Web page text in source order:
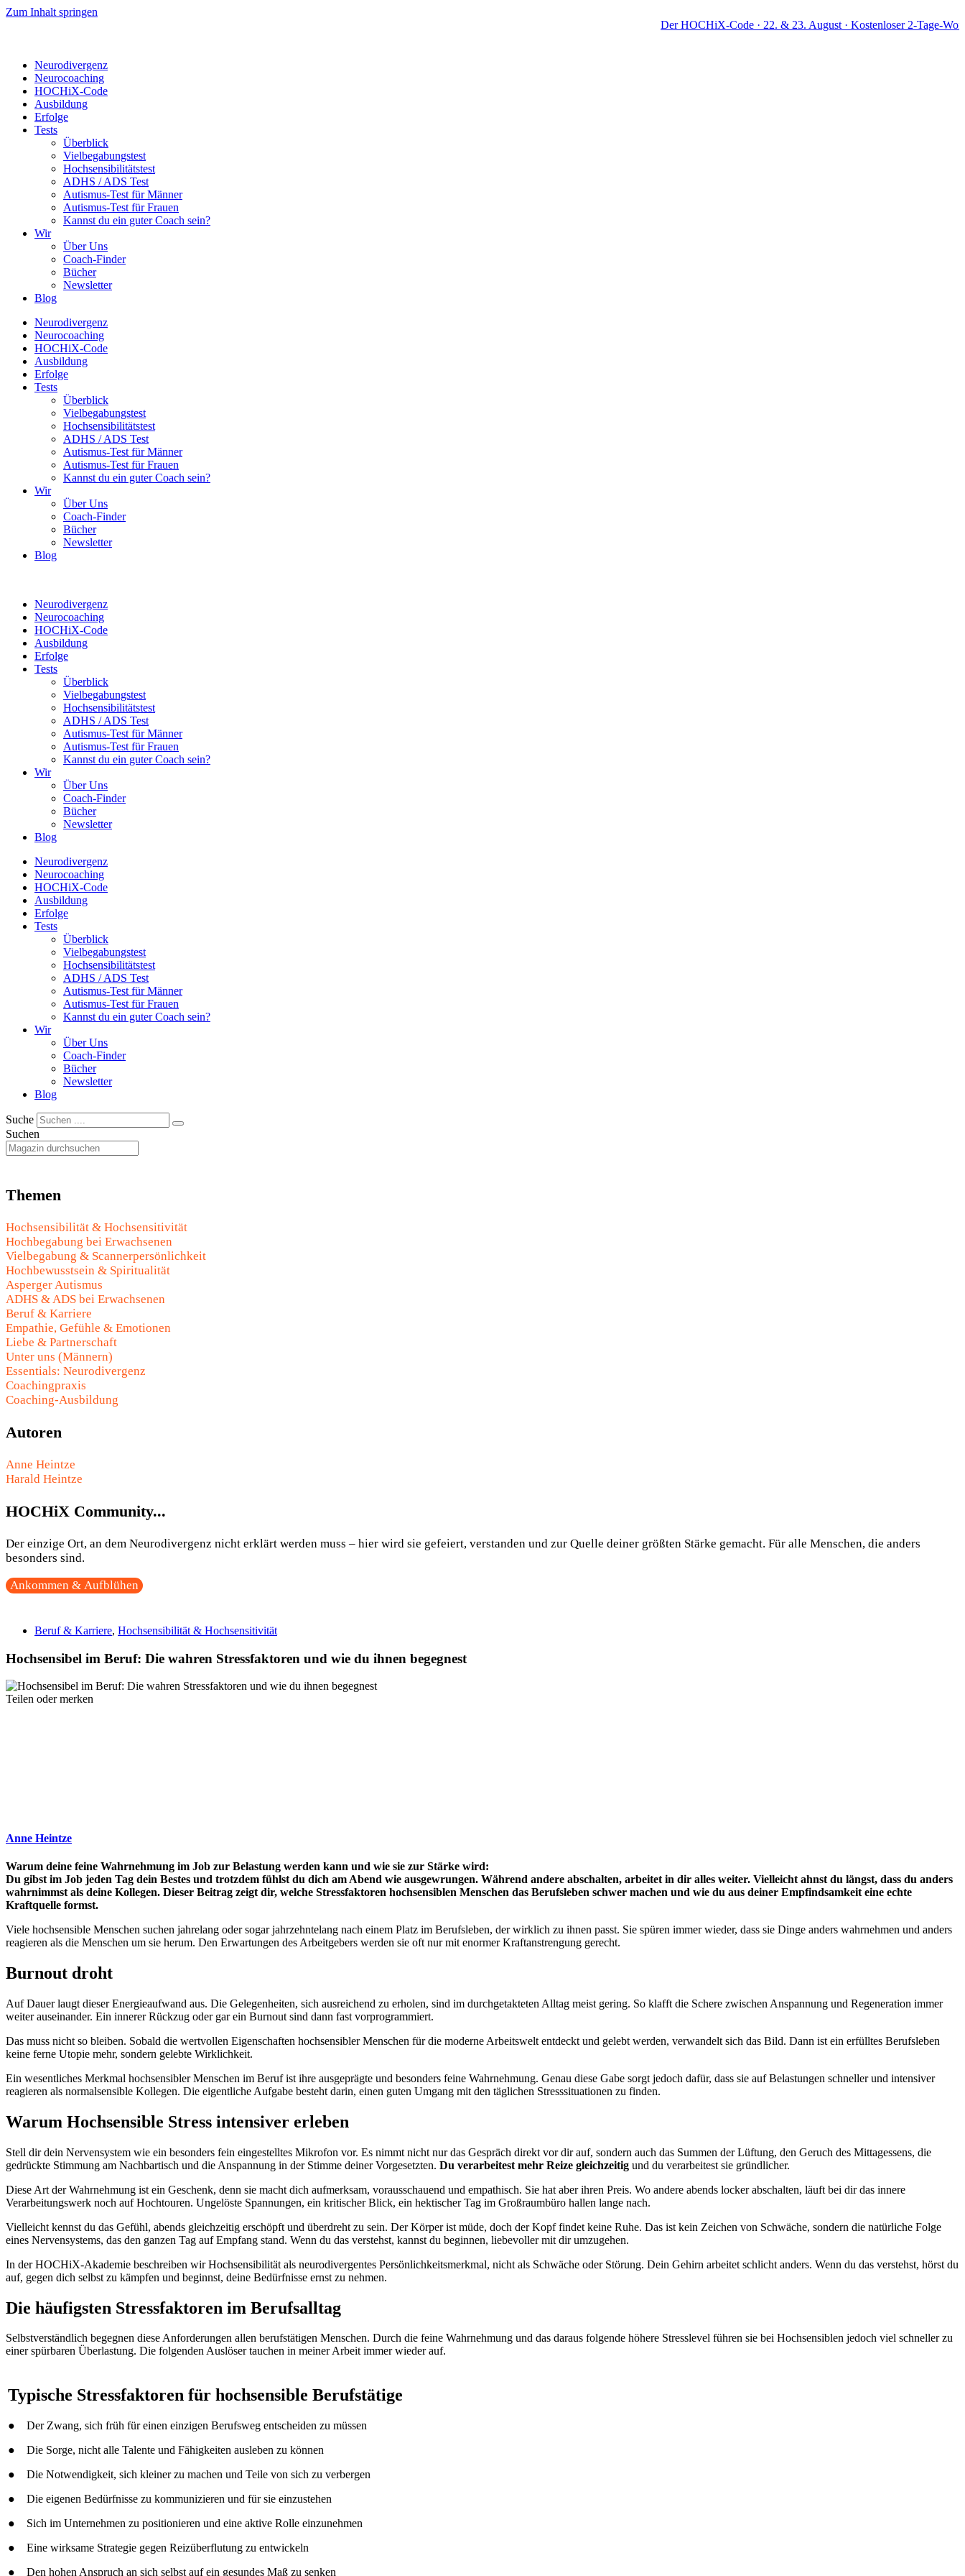
Zum Inhalt springen
Der HOCHiX-Code · 22. & 23. August · Kostenloser 2-Tage-Workshop ·
Neurodivergenz
Neurocoaching
HOCHiX-Code
Ausbildung
Erfolge
Tests
Überblick
Vielbegabungstest
Hochsensibilitätstest
ADHS / ADS Test
Autismus-Test für Männer
Autismus-Test für Frauen
Kannst du ein guter Coach sein?
Wir
Über Uns
Coach-Finder
Bücher
Newsletter
Blog
Neurodivergenz
Neurocoaching
HOCHiX-Code
Ausbildung
Erfolge
Tests
Überblick
Vielbegabungstest
Hochsensibilitätstest
ADHS / ADS Test
Autismus-Test für Männer
Autismus-Test für Frauen
Kannst du ein guter Coach sein?
Wir
Über Uns
Coach-Finder
Bücher
Newsletter
Blog
Neurodivergenz
Neurocoaching
HOCHiX-Code
Ausbildung
Erfolge
Tests
Überblick
Vielbegabungstest
Hochsensibilitätstest
ADHS / ADS Test
Autismus-Test für Männer
Autismus-Test für Frauen
Kannst du ein guter Coach sein?
Wir
Über Uns
Coach-Finder
Bücher
Newsletter
Blog
Neurodivergenz
Neurocoaching
HOCHiX-Code
Ausbildung
Erfolge
Tests
Überblick
Vielbegabungstest
Hochsensibilitätstest
ADHS / ADS Test
Autismus-Test für Männer
Autismus-Test für Frauen
Kannst du ein guter Coach sein?
Wir
Über Uns
Coach-Finder
Bücher
Newsletter
Blog
Suche
Suchen
Themen
Hochsensibilität & Hochsensitivität
Hochbegabung bei Erwachsenen
Vielbegabung & Scannerpersönlichkeit
Hochbewusstsein & Spiritualität
Asperger Autismus
ADHS & ADS bei Erwachsenen
Beruf & Karriere
Empathie, Gefühle & Emotionen
Liebe & Partnerschaft
Unter uns (Männern)
Essentials: Neurodivergenz
Coachingpraxis
Coaching-Ausbildung
Autoren
Anne Heintze
Harald Heintze
HOCHiX Community...
Der einzige Ort, an dem Neurodivergenz nicht erklärt werden muss – hier wird sie gefeiert, verstanden und zur Quelle deiner größten Stärke gemacht. Für alle Menschen, die anders
besonders sind.
Ankommen & Aufblühen
Beruf & Karriere, Hochsensibilität & Hochsensitivität
Hochsensibel im Beruf: Die wahren Stressfaktoren und wie du ihnen begegnest
Teilen oder merken
Anne Heintze
Warum deine feine Wahrnehmung im Job zur Belastung werden kann und wie sie zur Stärke wird:
Du gibst im Job jeden Tag dein Bestes und trotzdem fühlst du dich am Abend wie ausgewrungen. Während andere abschalten, arbeitet in dir alles weiter. Vielleicht ahnst du längst, dass du anders
wahrnimmst als deine Kollegen. Dieser Beitrag zeigt dir, welche Stressfaktoren hochsensiblen Menschen das Berufsleben schwer machen und wie du aus deiner Empfindsamkeit eine echte
Kraftquelle formst.
Viele hochsensible Menschen suchen jahrelang oder sogar jahrzehntelang nach einem Platz im Berufsleben, der wirklich zu ihnen passt. Sie spüren immer wieder, dass sie Dinge anders wahrnehmen und anders
reagieren als die Menschen um sie herum. Den Erwartungen des Arbeitgebers werden sie oft nur mit enormer Kraftanstrengung gerecht.
Burnout droht
Auf Dauer laugt dieser Energieaufwand aus. Die Gelegenheiten, sich ausreichend zu erholen, sind im durchgetakteten Alltag meist gering. So klafft die Schere zwischen Anspannung und Regeneration immer
weiter auseinander. Ein innerer Rückzug oder gar ein Burnout sind dann fast vorprogrammiert.
Das muss nicht so bleiben. Sobald die wertvollen Eigenschaften hochsensibler Menschen für die moderne Arbeitswelt entdeckt und gelebt werden, verwandelt sich das Bild. Dann ist ein erfülltes Berufsleben
keine ferne Utopie mehr, sondern gelebte Wirklichkeit.
Ein wesentliches Merkmal hochsensibler Menschen im Beruf ist ihre ausgeprägte und besonders feine Wahrnehmung. Genau diese Gabe sorgt jedoch dafür, dass sie auf Belastungen schneller und intensiver
reagieren als normalsensible Kollegen. Die eigentliche Aufgabe besteht darin, einen guten Umgang mit den täglichen Stresssituationen zu finden.
Warum Hochsensible Stress intensiver erleben
Stell dir dein Nervensystem wie ein besonders fein eingestelltes Mikrofon vor. Es nimmt nicht nur das Gespräch direkt vor dir auf, sondern auch das Summen der Lüftung, den Geruch des Mittagessens, die
gedrückte Stimmung am Nachbartisch und die Anspannung in der Stimme deiner Vorgesetzten. Du verarbeitest mehr Reize gleichzeitig und du verarbeitest sie gründlicher.
Diese Art der Wahrnehmung ist ein Geschenk, denn sie macht dich aufmerksam, vorausschauend und empathisch. Sie hat aber ihren Preis. Wo andere abends locker abschalten, läuft bei dir das innere
Verarbeitungswerk noch auf Hochtouren. Ungelöste Spannungen, ein kritischer Blick, ein hektischer Tag im Großraumbüro hallen lange nach.
Vielleicht kennst du das Gefühl, abends gleichzeitig erschöpft und überdreht zu sein. Der Körper ist müde, doch der Kopf findet keine Ruhe. Das ist kein Zeichen von Schwäche, sondern die natürliche Folge
eines Nervensystems, das den ganzen Tag auf Empfang stand. Wenn du das verstehst, kannst du beginnen, liebevoller mit dir umzugehen.
In der HOCHiX-Akademie beschreiben wir Hochsensibilität als neurodivergentes Persönlichkeitsmerkmal, nicht als Schwäche oder Störung. Dein Gehirn arbeitet schlicht anders. Wenn du das verstehst, hörst du
auf, gegen dich selbst zu kämpfen und beginnst, deine Bedürfnisse ernst zu nehmen.
Die häufigsten Stressfaktoren im Berufsalltag
Selbstverständlich begegnen diese Anforderungen allen berufstätigen Menschen. Durch die feine Wahrnehmung und das daraus folgende höhere Stresslevel führen sie bei Hochsensiblen jedoch viel schneller zu
einer spürbaren Überlastung. Die folgenden Auslöser tauchen in meiner Arbeit immer wieder auf.
Typische Stressfaktoren für hochsensible Berufstätige
● Der Zwang, sich früh für einen einzigen Berufsweg entscheiden zu müssen
● Die Sorge, nicht alle Talente und Fähigkeiten ausleben zu können
● Die Notwendigkeit, sich kleiner zu machen und Teile von sich zu verbergen
● Die eigenen Bedürfnisse zu kommunizieren und für sie einzustehen
● Sich im Unternehmen zu positionieren und eine aktive Rolle einzunehmen
● Eine wirksame Strategie gegen Reizüberflutung zu entwickeln
● Den hohen Anspruch an sich selbst auf ein gesundes Maß zu senken